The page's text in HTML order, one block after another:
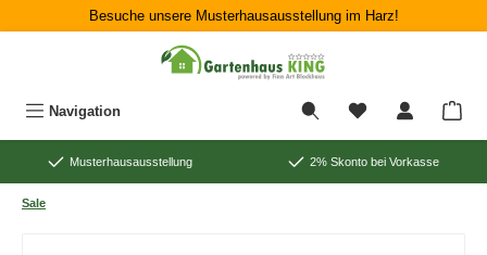
Zum Hauptinhalt springenBesuche unsere Musterhausausstellung im Harz!
Navigation
Musterhausausstellung 2% Skonto bei Vorkasse
Sale